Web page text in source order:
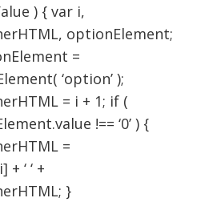
) { var i,
optionElement;
=
‘option’ );
= i + 1; if (
!== ‘0’ ) {
=
‘ ‘ +
}